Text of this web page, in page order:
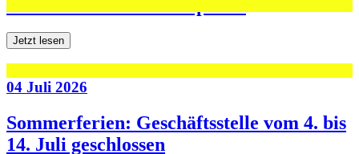
Jetzt lesen
04 Juli 2026
Sommerferien: Geschäftsstelle vom 4. bis
14. Juli geschlossen